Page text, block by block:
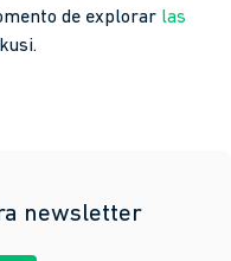
de explorar las
newsletter